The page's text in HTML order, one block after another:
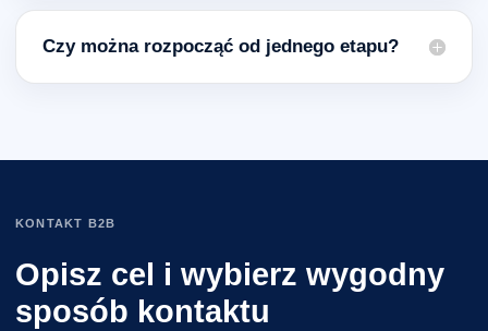
Czy można rozpocząć od jednego etapu?
KONTAKT B2B
Opisz cel i wybierz wygodny
sposób kontaktu